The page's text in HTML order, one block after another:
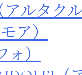
ルタク
ア）
）